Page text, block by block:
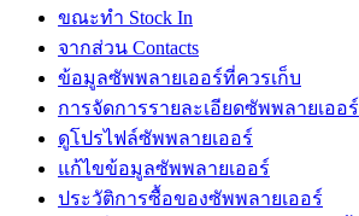
ขณะทำ Stock In
จากส่วน Contacts
ข้อมูลซัพพลายเออร์ที่ควรเก็บ
การจัดการรายละเอียดซัพพลายเออร์
ดูโปรไฟล์ซัพพลายเออร์
แก้ไขข้อมูลซัพพลายเออร์
ประวัติการซื้อของซัพพลายเออร์